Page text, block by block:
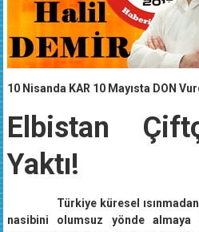
10 Nisanda KAR 10 Mayısta DON
Elbistan
Yaktı!
Türkiye küresel ısınmadan
nasibini olumsuz yönde almaya